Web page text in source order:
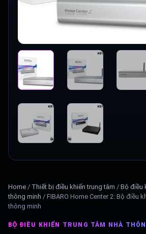
Home / Thiết bị điều khiển trung tâm / Bộ điều
thông minh / FIBARO Home Center 2: Bộ điều
thông minh
BỘ ĐIỀU KHIỂN TRUNG TÂM NHÀ